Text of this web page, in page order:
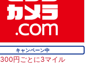
キャンペーン中
300円ごとに3マイル